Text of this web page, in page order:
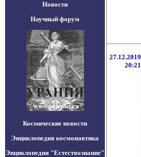
Новости
Научный форум
Космические новости
Энциклопедия космонавтика
Энциклопедия "Естествознание"
27.12.2019
20:21